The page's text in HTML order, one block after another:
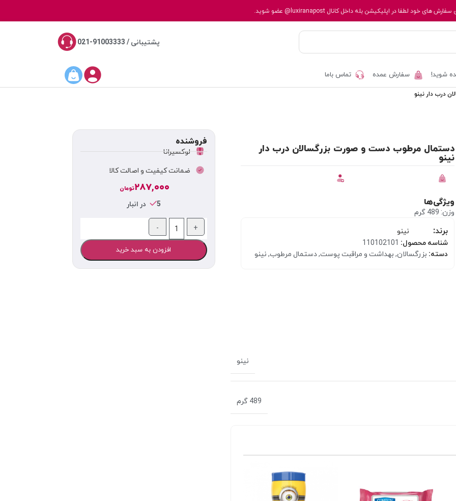
سفارش های خود لطفا در اپلیکیشن بله داخل کانال@luxiranapost عضو شوید.
پشتیبانی / 91003333-021
شوید! سفارش عمده تماس باما
درب دار نینو
دستمال مرطوب دست و صورت بزرگسالان درب دار
نینو
ویژگی‌ها
وزن: 489 گرم
برند:
نینو
شناسه محصول: 110102101
دسته: بزرگسالان, بهداشت و مراقبت پوست, دستمال مرطوب, نینو
نینو
489 گرم
فروشنده
لوکسیرانا
ضمانت کیفیت و اصالت کالا
تومان۲۸۷,۰۰۰
5 در انبار
- +
افزودن به سبد خرید